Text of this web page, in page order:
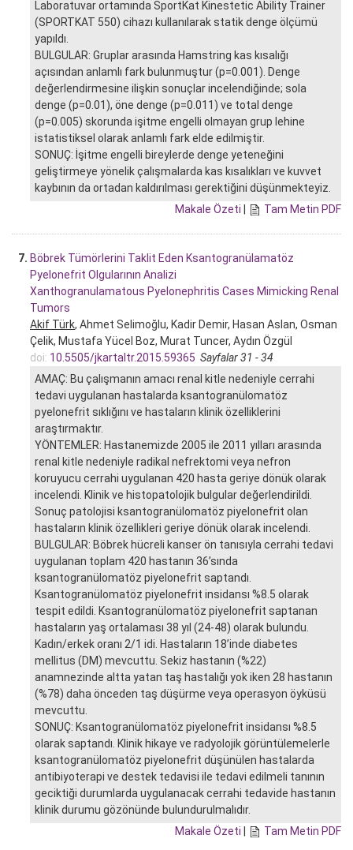
Laboratuvar ortamında SportKat Kinestetic Ability Trainer
(SPORTKAT 550) cihazı kullanılarak statik denge ölçümü
yapıldı.
BULGULAR: Gruplar arasında Hamstring kas kısalığı
açısından anlamlı fark bulunmuştur (p=0.001). Denge
değerlendirmesine ilişkin sonuçlar incelendiğinde; sola
denge (p=0.01), öne denge (p=0.011) ve total denge
(p=0.005) skorunda işitme engelli olmayan grup lehine
istatistiksel olarak anlamlı fark elde edilmiştir.
SONUÇ: İşitme engelli bireylerde denge yeteneğini
geliştirmeye yönelik çalışmalarda kas kısalıkları ve kuvvet
kaybının da ortadan kaldırılması gerektiğini düşünmekteyiz.
Makale Özeti | Tam Metin PDF
7. Böbrek Tümörlerini Taklit Eden Ksantogranülamatöz
Pyelonefrit Olgularının Analizi
Xanthogranulamatous Pyelonephritis Cases Mimicking Renal
Tumors
Akif Türk, Ahmet Selimoğlu, Kadir Demir, Hasan Aslan, Osman
Çelik, Mustafa Yücel Boz, Murat Tuncer, Aydın Özgül
doi: 10.5505/jkartaltr.2015.59365 Sayfalar 31 - 34
AMAÇ: Bu çalışmanın amacı renal kitle nedeniyle cerrahi
tedavi uygulanan hastalarda ksantogranülomatöz
pyelonefrit sıklığını ve hastaların klinik özelliklerini
araştırmaktır.
YÖNTEMLER: Hastanemizde 2005 ile 2011 yılları arasında
renal kitle nedeniyle radikal nefrektomi veya nefron
koruyucu cerrahi uygulanan 420 hasta geriye dönük olarak
incelendi. Klinik ve histopatolojik bulgular değerlendirildi.
Sonuç patolojisi ksantogranülomatöz piyelonefrit olan
hastaların klinik özellikleri geriye dönük olarak incelendi.
BULGULAR: Böbrek hücreli kanser ön tanısıyla cerrahi tedavi
uygulanan toplam 420 hastanın 36’sında
ksantogranülomatöz piyelonefrit saptandı.
Ksantogranülomatöz piyelonefrit insidansı %8.5 olarak
tespit edildi. Ksantogranülomatöz piyelonefrit saptanan
hastaların yaş ortalaması 38 yıl (24-48) olarak bulundu.
Kadın/erkek oranı 2/1 idi. Hastaların 18’inde diabetes
mellitus (DM) mevcuttu. Sekiz hastanın (%22)
anamnezinde altta yatan taş hastalığı yok iken 28 hastanın
(%78) daha önceden taş düşürme veya operasyon öyküsü
mevcuttu.
SONUÇ: Ksantogranülomatöz piyelonefrit insidansı %8.5
olarak saptandı. Klinik hikaye ve radyolojik görüntülemelerle
ksantogranülomatöz piyelonefrit düşünülen hastalarda
antibiyoterapi ve destek tedavisi ile tedavi edilmeli tanının
geciktiği durumlarda uygulanacak cerrahi tedavide hastanın
klinik durumu gözönünde bulundurulmalıdır.
Makale Özeti | Tam Metin PDF